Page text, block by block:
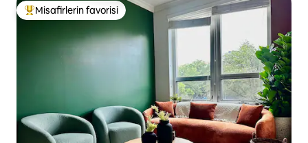
Misafirlerin favorilerinden en beğenilenler arasında
Misafirlerin favorisi